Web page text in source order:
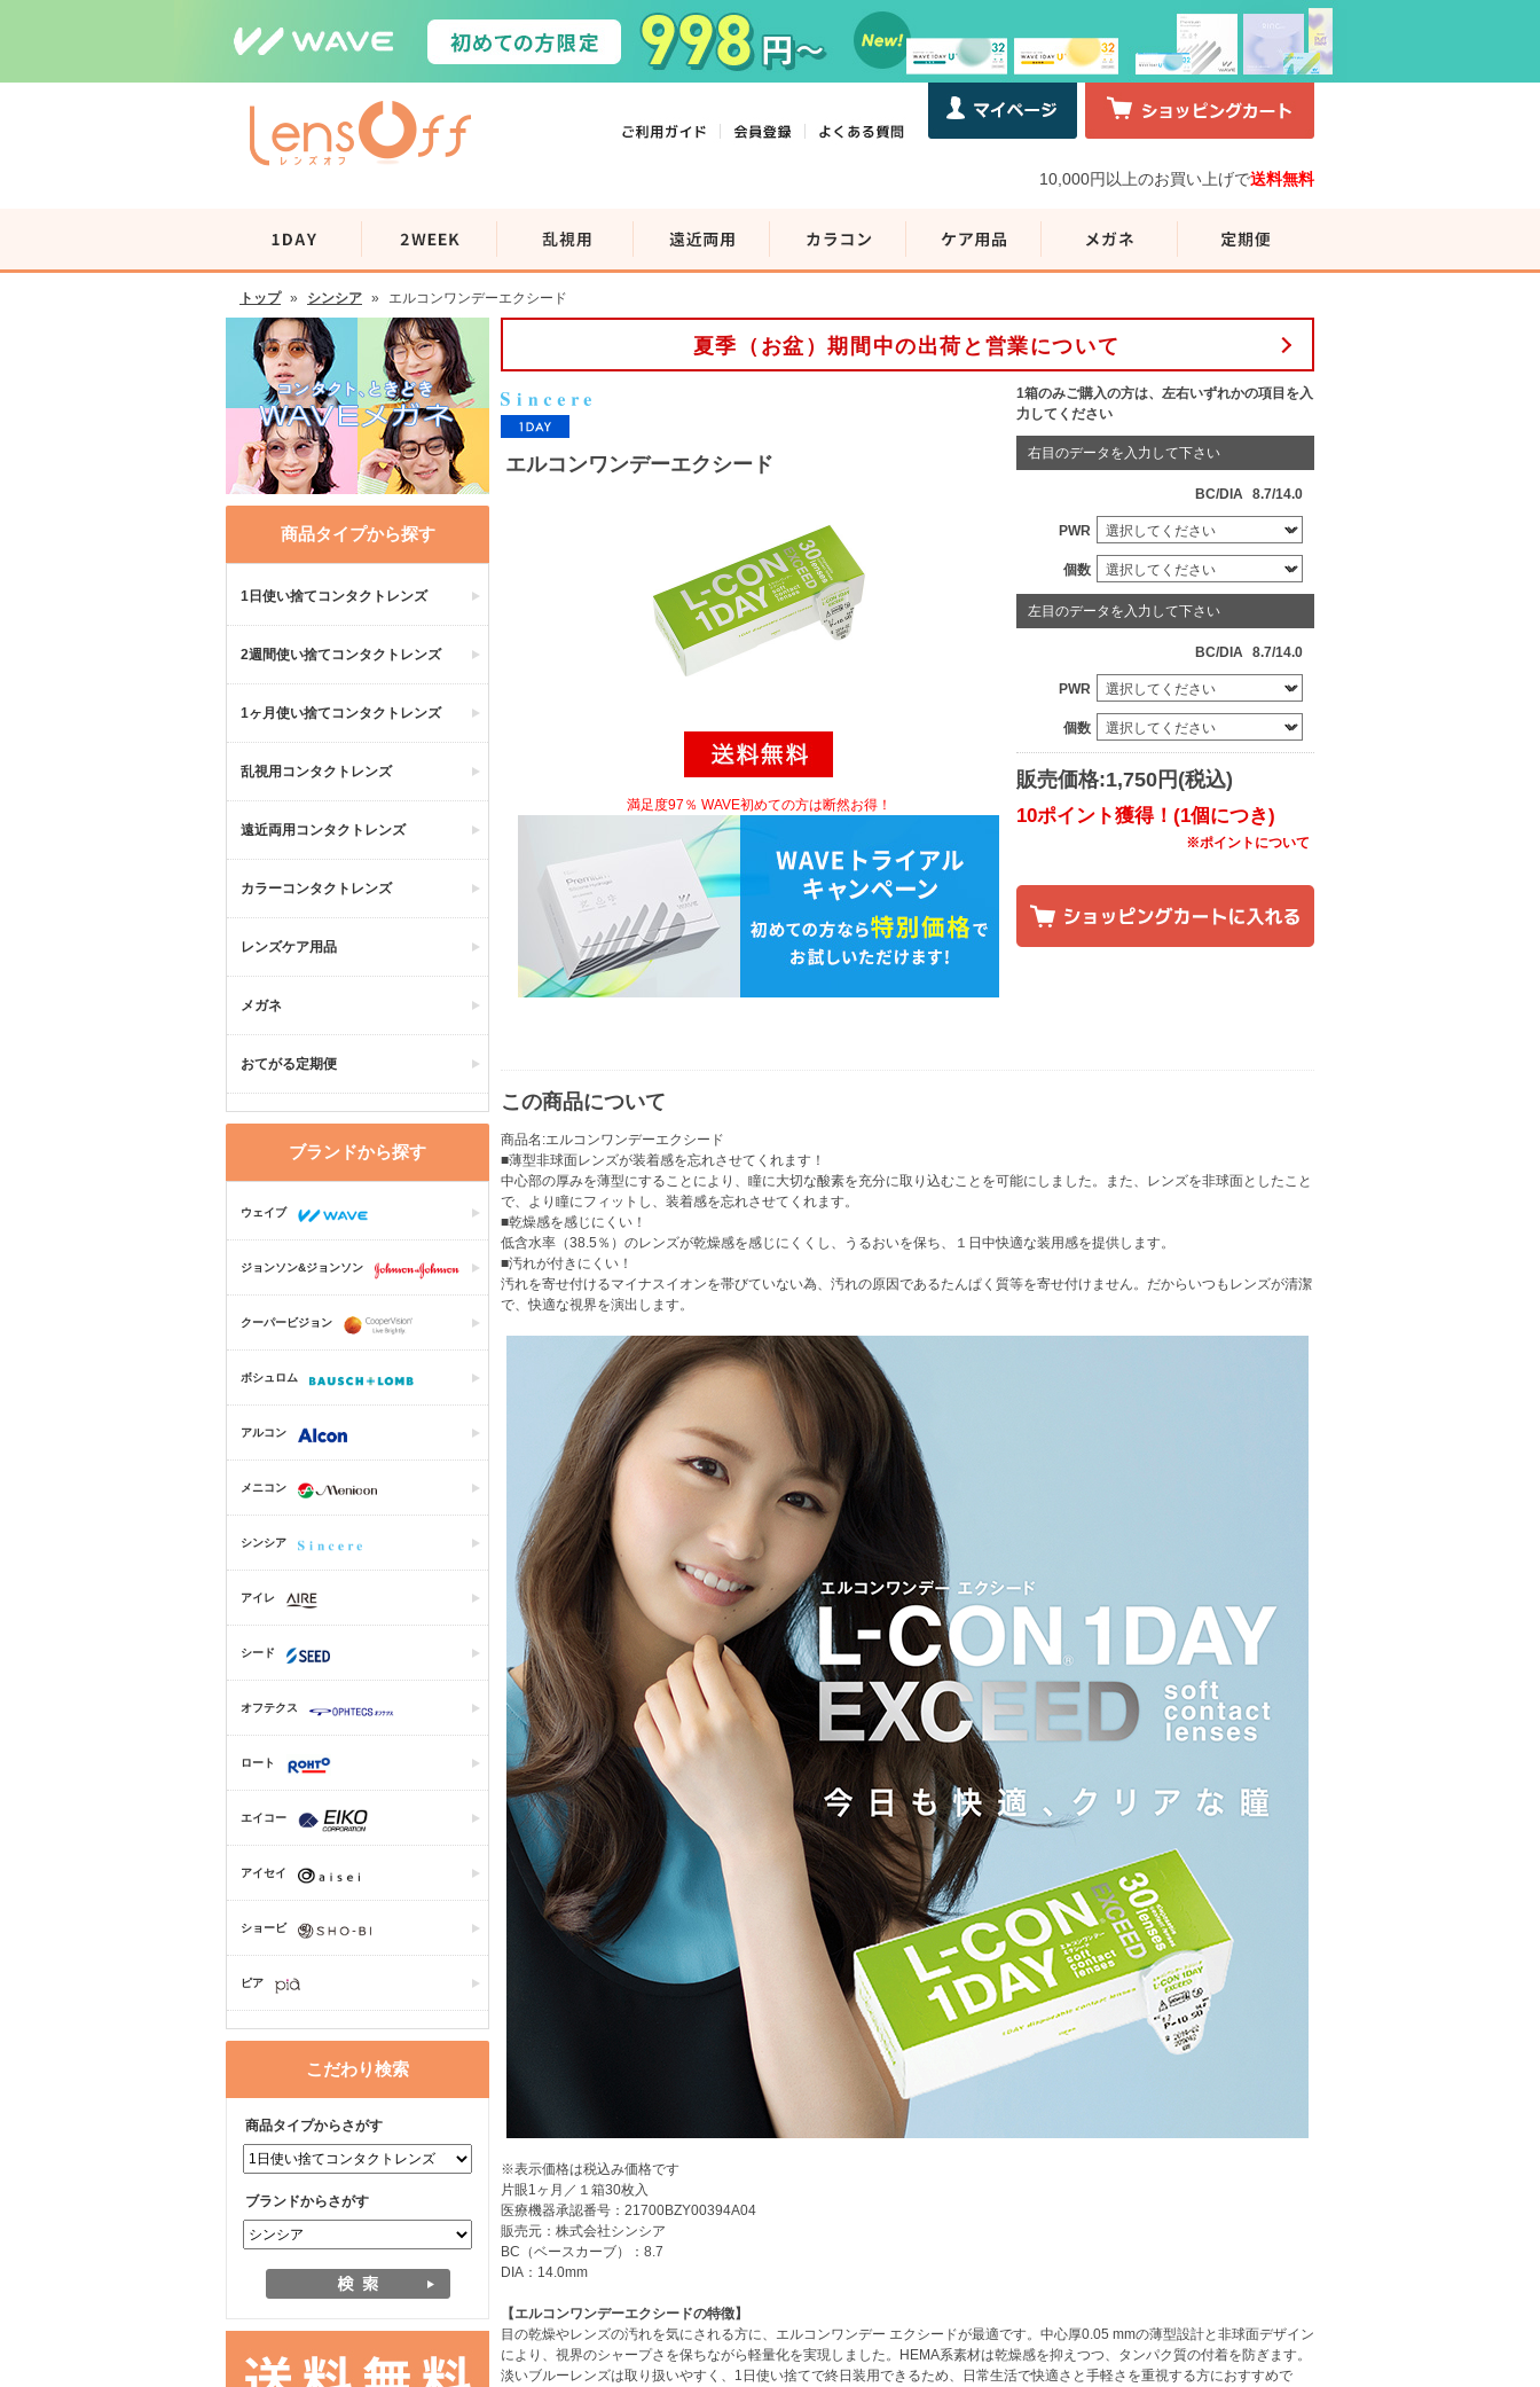
10,000円以上のお買い上げで送料無料
トップ » シンシア » エルコンワンデーエクシード
商品タイプから探す
1日使い捨てコンタクトレンズ
2週間使い捨てコンタクトレンズ
1ヶ月使い捨てコンタクトレンズ
乱視用コンタクトレンズ
遠近両用コンタクトレンズ
カラーコンタクトレンズ
レンズケア用品
メガネ
おてがる定期便
ブランドから探す
ウェイブ
ジョンソン&ジョンソン
クーパービジョン
ボシュロム
アルコン
メニコン
シンシア
アイレ
シード
オフテクス
ロート
エイコー
アイセイ
ショービ
ピア
こだわり検索
商品タイプからさがす
ブランドからさがす
夏季（お盆）期間中の出荷と営業について
エルコンワンデーエクシード
満足度97％ WAVE初めての方は断然お得！
1箱のみご購入の方は、左右いずれかの項目を入
力してください
右目のデータを入力して下さい
BC/DIA 8.7/14.0
PWR
個数
左目のデータを入力して下さい
BC/DIA 8.7/14.0
PWR
個数
販売価格:1,750円(税込)
10ポイント獲得！(1個につき)
※ポイントについて
この商品について
商品名:エルコンワンデーエクシード
■薄型非球面レンズが装着感を忘れさせてくれます！
中心部の厚みを薄型にすることにより、瞳に大切な酸素を充分に取り込むことを可能にしました。また、レンズを非球面としたこと
で、より瞳にフィットし、装着感を忘れさせてくれます。
■乾燥感を感じにくい！
低含水率（38.5％）のレンズが乾燥感を感じにくくし、うるおいを保ち、１日中快適な装用感を提供します。
■汚れが付きにくい！
汚れを寄せ付けるマイナスイオンを帯びていない為、汚れの原因であるたんぱく質等を寄せ付けません。だからいつもレンズが清潔
で、快適な視界を演出します。
※表示価格は税込み価格です
片眼1ヶ月／１箱30枚入
医療機器承認番号：21700BZY00394A04
販売元：株式会社シンシア
BC（ベースカーブ）：8.7
DIA：14.0mm
【エルコンワンデーエクシードの特徴】
目の乾燥やレンズの汚れを気にされる方に、エルコンワンデー エクシードが最適です。中心厚0.05 mmの薄型設計と非球面デザイン
により、視界のシャープさを保ちながら軽量化を実現しました。HEMA系素材は乾燥感を抑えつつ、タンパク質の付着を防ぎます。
淡いブルーレンズは取り扱いやすく、1日使い捨てで終日装用できるため、日常生活で快適さと手軽さを重視する方におすすめで